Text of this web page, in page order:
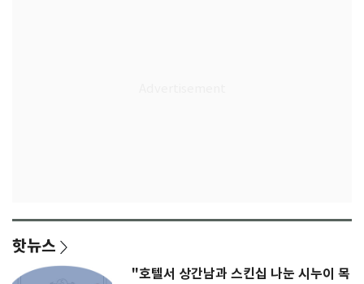
핫뉴스
"호텔서 상간남과 스킨십 나눈 시누이 목